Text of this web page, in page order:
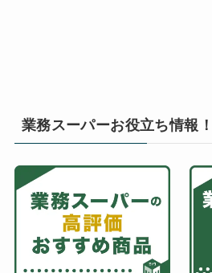
業務スーパーお役立ち情報！